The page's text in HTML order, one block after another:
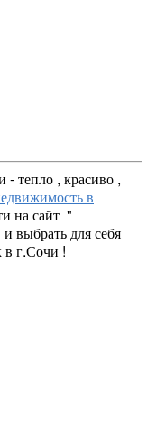
- тепло , красиво ,
в
на сайт "
выбрать для себя
в г.Сочи !